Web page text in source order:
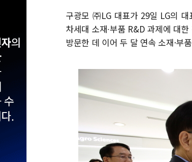
구광모 ㈜LG 대표가 29일 LG의
차세대 소재∙부품 R&D 과제에 대
방문한 데 이어 두 달 연속 소재·부